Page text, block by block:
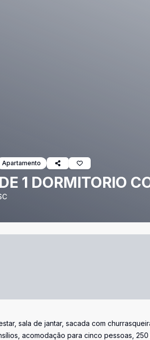
Apartamento
1 DORMITORIO
sala de jantar, sacada com
acomodação para cinco pessoas,